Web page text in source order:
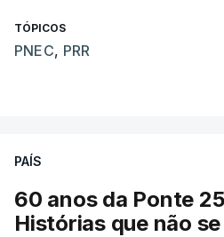
TÓPICOS
PNEC, PRR
PAÍS
60 anos da Ponte
Histórias que não